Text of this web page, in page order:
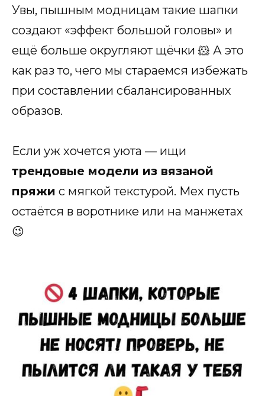
Увы, пышным модницам такие шапки
создают «эффект большой головы» и
ещё больше округляют щёчки 🐹 А это
как раз то, чего мы стараемся избежать
при составлении сбалансированных
образов.
Если уж хочется уюта — ищи
трендовые модели из вязаной
пряжи с мягкой текстурой. Мех пусть
остаётся в воротнике или на манжетах
😉